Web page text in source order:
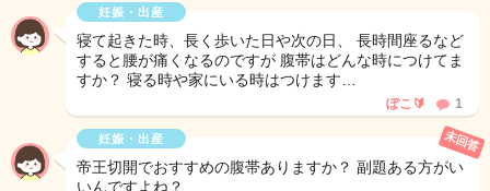
妊娠・出産
寝て起きた時、長く歩いた日や次の日、 長時間座るなど
すると腰が痛くなるのですが 腹帯はどんな時につけてま
すか？ 寝る時や家にいる時はつけます…
ぽこ🔰 1
妊娠・出産
帝王切開でおすすめの腹帯ありますか？ 副題ある方がい
いんですよね？
未回答